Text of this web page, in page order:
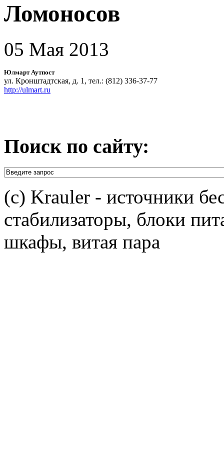
Ломоносов
05 Мая 2013
Юлмарт Аутпост
ул. Кронштадтская, д. 1, тел.: (812) 336-37-77
http://ulmart.ru
Поиск по сайту:
(c) Krauler - источники
стабилизаторы, блоки
шкафы, витая пара